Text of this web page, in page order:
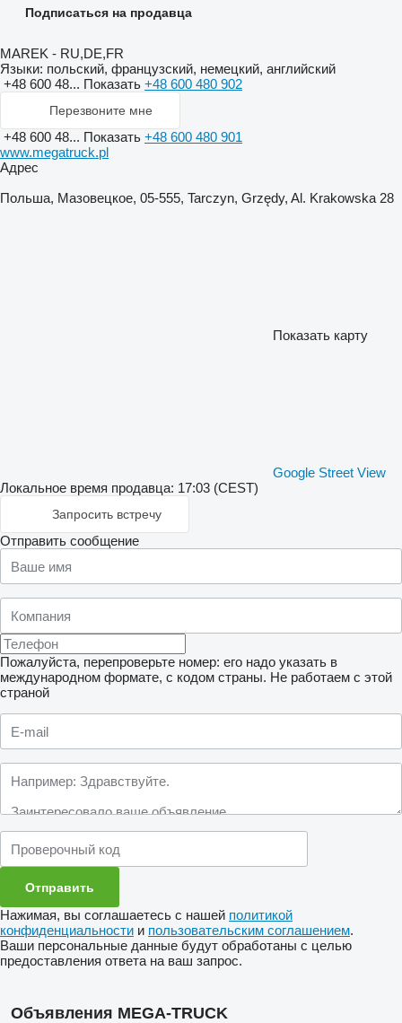
Подписаться на продавца
MAREK - RU,DE,FR
Языки: польский, французский, немецкий, английский
+48 600 48... Показать +48 600 480 902
Перезвоните мне
+48 600 48... Показать +48 600 480 901
www.megatruck.pl
Адрес
Польша, Мазовецкое, 05-555, Tarczyn, Grzędy, Al. Krakowska 28
Показать карту
Google Street View
Локальное время продавца: 17:03 (CEST)
Запросить встречу
Отправить сообщение
Пожалуйста, перепроверьте номер: его надо указать в
международном формате, с кодом страны. Не работаем с этой
страной
Нажимая, вы соглашаетесь с нашей политикой
конфиденциальности и пользовательским соглашением.
Ваши персональные данные будут обработаны с целью
предоставления ответа на ваш запрос.
Объявления MEGA-TRUCK